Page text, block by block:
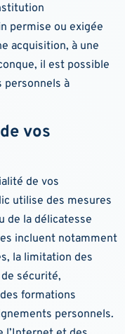
permise ou exigée
acquisition, à une
il est possible
personnels à
vos
de vos
utilise des mesures
de la délicatesse
incluent notamment
la limitation des
sécurité,
formations
personnels.